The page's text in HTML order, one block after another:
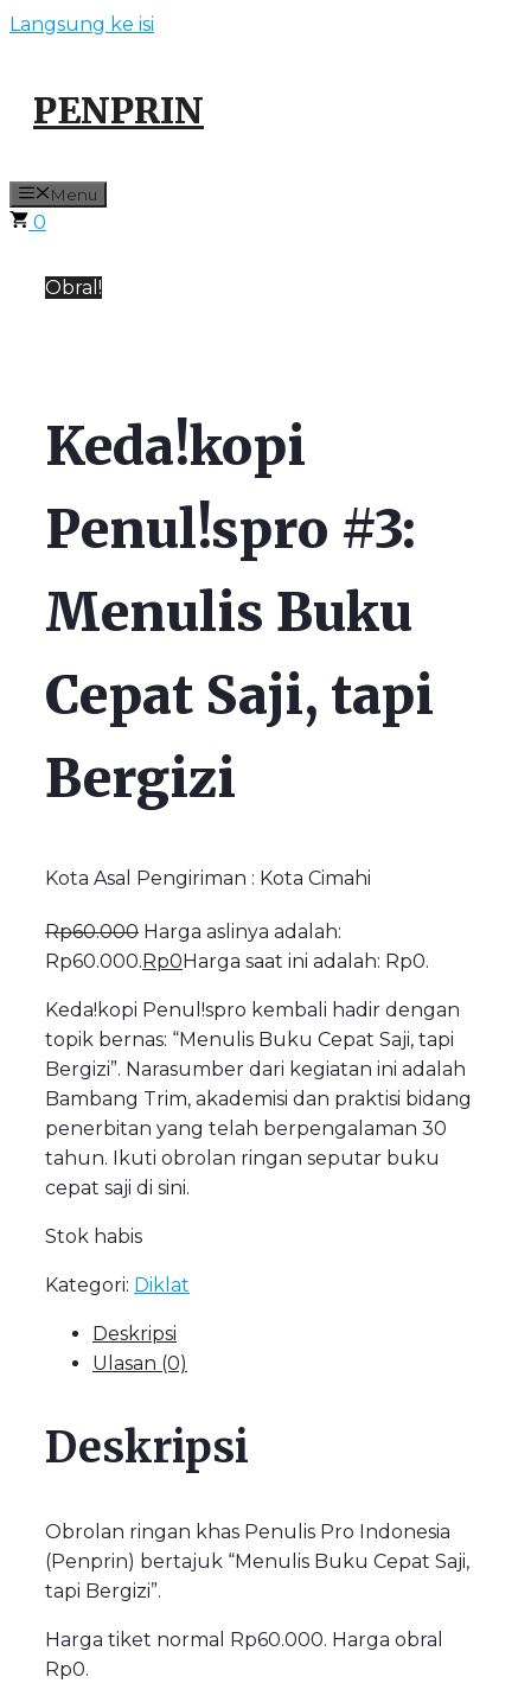
Langsung ke isi
PENPRIN
Menu
0
Obral!
Keda!kopi
Penul!spro #3:
Menulis Buku
Cepat Saji, tapi
Bergizi
Kota Asal Pengiriman : Kota Cimahi
Rp60.000 Harga aslinya adalah:
Rp60.000. Rp0 Harga saat ini adalah: Rp0.
Keda!kopi Penul!spro kembali hadir dengan
topik bernas: “Menulis Buku Cepat Saji, tapi
Bergizi”. Narasumber dari kegiatan ini adalah
Bambang Trim, akademisi dan praktisi bidang
penerbitan yang telah berpengalaman 30
tahun. Ikuti obrolan ringan seputar buku
cepat saji di sini.
Stok habis
Kategori: Diklat
Deskripsi
Ulasan (0)
Deskripsi
Obrolan ringan khas Penulis Pro Indonesia
(Penprin) bertajuk “Menulis Buku Cepat Saji,
tapi Bergizi”.
Harga tiket normal Rp60.000. Harga obral
Rp0.